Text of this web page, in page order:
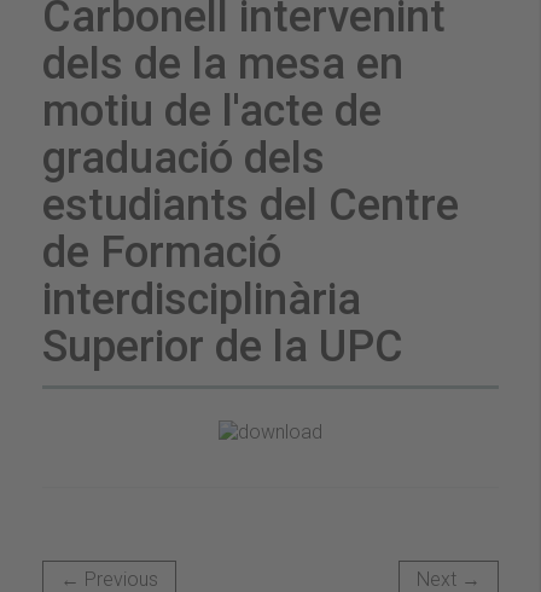
Carbonell intervenint
dels de la mesa en
motiu de l'acte de
graduació dels
estudiants del Centre
de Formació
interdisciplinària
Superior de la UPC
← Previous Next →